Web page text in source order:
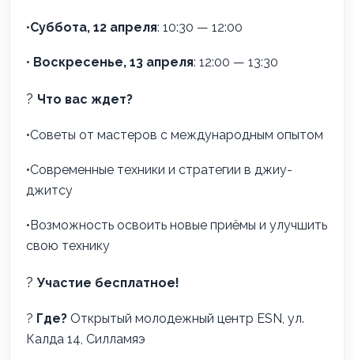
•Суббота, 12 апреля: 10:30 — 12:00
• Воскресенье, 13 апреля: 12:00 — 13:30
? Что вас ждет?
•Советы от мастеров с международным опытом
•Современные техники и стратегии в джиу-
джитсу
•Возможность освоить новые приёмы и улучшить
свою технику
?Участие бесплатное!
? Где? Открытый молодежный центр ESN, ул.
Калда 14, Силламяэ